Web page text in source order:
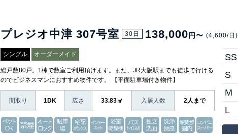
プレジオ中津 307号室 30日 138,000 円〜 (4,600/日)
シングル オーダーメイド
総戸数80戸。1棟で数室ご利用頂けます。また、JR大阪駅までも徒歩で行ける
のでビジネスマンにおすすめ物件です。 【平面駐車場付き物件】
間取り 1DK 広さ 33.83㎡ 入居人数 2人まで
SS
S
M
L